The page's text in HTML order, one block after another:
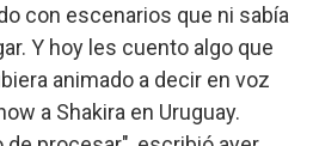
con escenarios que ni sabía
Y hoy les cuento algo que
animado a decir en voz
a Shakira en Uruguay.